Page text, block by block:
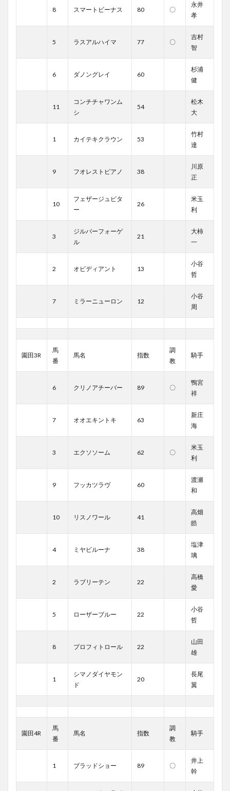
8 スマートビーナス 80 〇
永井
孝
5 ラスアルハイマ 77 〇
吉村
智
6 ダノングレイ 60
杉浦
健
11
コンチチャワンム
シ
54
松木
大
1 カイテキクラウン 53
竹村
達
9 フオレストピアノ 38
川原
正
10
フェザージュピタ
ー
26
米玉
利
3
ジルバーフォーゲ
ル
21
大柿
一
2 オビディアント 13
小谷
哲
7 ミラーニューロン 12
小谷
周
園田3R
馬
番
馬名 指数
調
教
騎手
6 クリノアチーバー 89 〇
鴨宮
祥
7 オオエキントキ 63
新庄
海
3 エクソソーム 62 〇
米玉
利
9 フッカツラヴ 60
渡瀬
和
10 リスノワール 41
高畑
皓
4 ミヤビルーナ 38
塩津
璃
2 ラブリーテン 22
高橋
愛
5 ローザーブルー 22
小谷
哲
8 プロフィトロール 22
山田
雄
1
シマノダイヤモン
ド
20
長尾
翼
園田4R
馬
番
馬名 指数
調
教
騎手
1 ブラッドショー 89 〇
井上
幹